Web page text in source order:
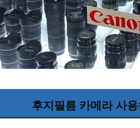
후지필름 카메라 사